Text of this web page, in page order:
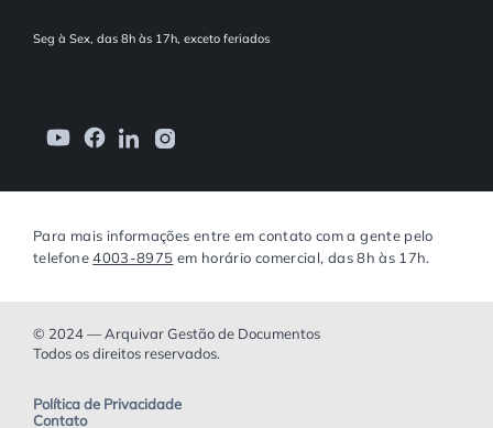
Seg à Sex, das 8h às 17h, exceto feriados
Para mais informações entre em contato com a gente pelo
telefone4003-8975 em horário comercial, das 8h às 17h.
© 2024 — Arquivar Gestão de Documentos
Todos os direitos reservados.
Política de Privacidade
Contato